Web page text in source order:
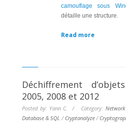
camouflage sous
détaille une structure.
Read more
Déchiffrement
2005, 2008 et 2012
Posted by: Yann C. / Category:
Database & SQL / Cryptanalyze/